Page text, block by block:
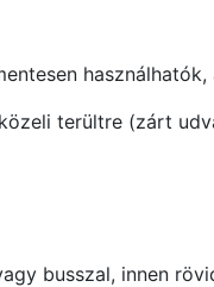
használhatók,
terültre (zárt
busszal, innen